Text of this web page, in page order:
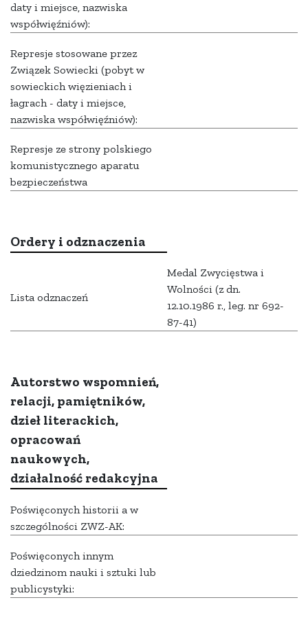
daty i miejsce, nazwiska
współwięźniów):
Represje stosowane przez
Związek Sowiecki (pobyt w
sowieckich więzieniach i
łagrach - daty i miejsce,
nazwiska współwięźniów):
Represje ze strony polskiego
komunistycznego aparatu
bezpieczeństwa
Ordery i odznaczenia
Lista odznaczeń
Medal Zwycięstwa i
Wolności (z dn.
12.10.1986 r., leg. nr 692-
87-41)
Autorstwo wspomnień,
relacji, pamiętników,
dzieł literackich,
opracowań
naukowych,
działalność redakcyjna
Poświęconych historii a w
szczególności ZWZ-AK:
Poświęconych innym
dziedzinom nauki i sztuki lub
publicystyki: